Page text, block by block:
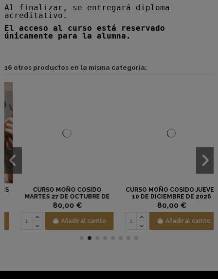
Al finalizar, se entregará diploma
acreditativo.
El acceso al curso está reservado
únicamente para la alumna.
16 otros productos en la misma categoría:
CURSO MOÑO COSIDO
MARTES 27 DE OCTUBRE DE
2026
80,00 €
Añadir al carrito
CURSO MOÑO COSIDO JUEVES
10 DE DICIEMBRE DE 2026
80,00 €
Añadir al carrito